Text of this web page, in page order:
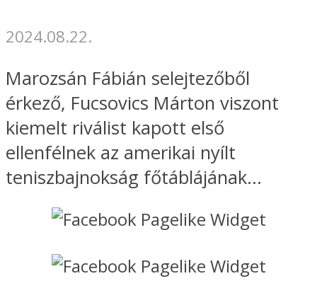
2024.08.22.
Marozsán Fábián selejtezőből
érkező, Fucsovics Márton viszont
kiemelt riválist kapott első
ellenfélnek az amerikai nyílt
teniszbajnokság főtáblájának...